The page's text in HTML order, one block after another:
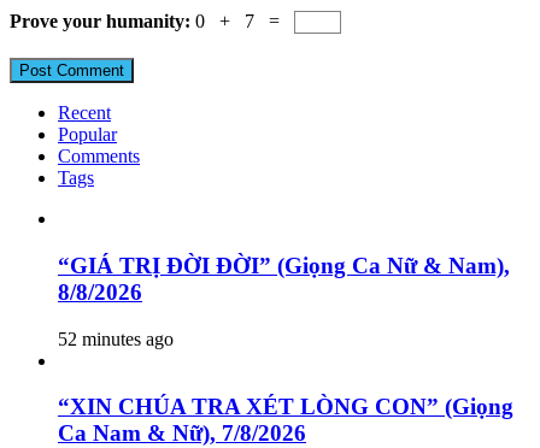
Prove your humanity: 0 + 7 =
Recent
Popular
Comments
Tags
“GIÁ TRỊ ĐỜI ĐỜI” (Giọng Ca Nữ & Nam),
8/8/2026
52 minutes ago
“XIN CHÚA TRA XÉT LÒNG CON” (Giọng
Ca Nam & Nữ), 7/8/2026